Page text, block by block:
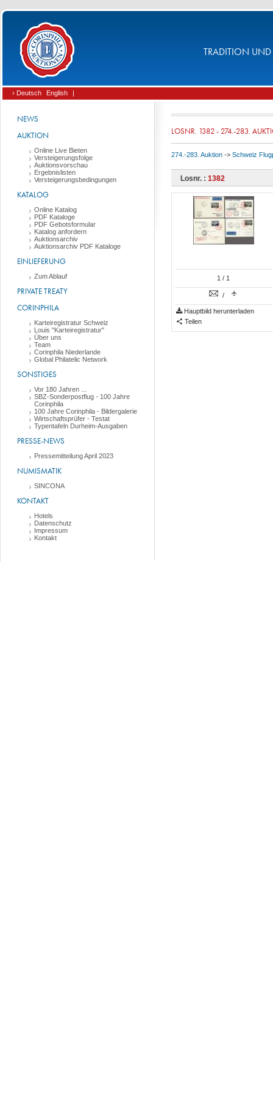
TRADITION UND
› Deutsch English |
NEWS
AUKTION
Online Live Bieten
Versteigerungsfolge
Auktionsvorschau
Ergebnislisten
Versteigerungsbedingungen
KATALOG
Online Katalog
PDF Kataloge
PDF Gebotsformular
Katalog anfordern
Auktionsarchiv
Auktionsarchiv PDF Kataloge
EINLIEFERUNG
Zum Ablauf
PRIVATE TREATY
CORINPHILA
Karteiregistratur Schweiz
Louis "Karteiregistratur"
Über uns
Team
Corinphila Niederlande
Global Philatelic Network
SONSTIGES
Vor 180 Jahren ...
SBZ-Sonderpostflug - 100 Jahre
Corinphila
100 Jahre Corinphila - Bildergalerie
Wirtschaftsprüfer - Testat
Typentafeln Durheim-Ausgaben
PRESSE-NEWS
Pressemitteilung April 2023
NUMISMATIK
SINCONA
KONTAKT
Hotels
Datenschutz
Impressum
Kontakt
LOSNR. 1382 - 274.-283.
274.-283. Auktion -> Schweiz
Losnr. : 1382
1 / 1
/
Hauptbild herunterladen
Teilen